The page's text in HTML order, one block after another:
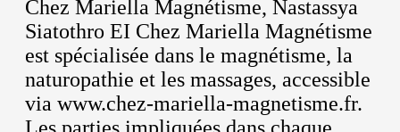
Chez Mariella Magnétisme, Nastassya
Siatothro EI Chez Mariella Magnétisme
est spécialisée dans le magnétisme, la
naturopathie et les massages, accessible
via www.chez-mariella-magnetisme.fr.